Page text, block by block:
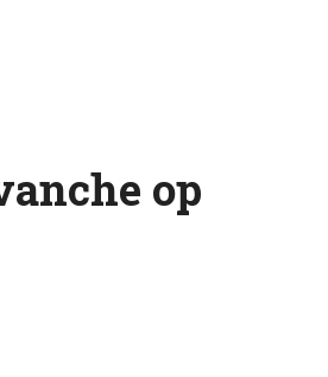
op